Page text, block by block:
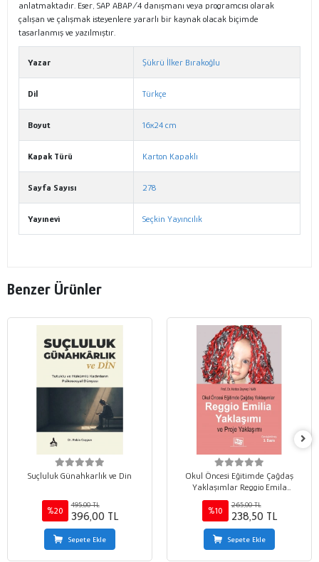
anlatmaktadır. Eser, SAP ABAP/4 danışmanı veya programcısı olarak
çalışan ve çalışmak isteyenlere yararlı bir kaynak olacak biçimde
tasarlanmış ve yazılmıştır.
Yazar Şükrü İlker Bırakoğlu
Dil Türkçe
Boyut 16x24 cm
Kapak Türü Karton Kapaklı
Sayfa Sayısı 278
Yayınevi Seçkin Yayıncılık
Benzer Ürünler
Suçluluk Günahkarlık ve Din
%20
495,00 TL
396,00 TL
Sepete Ekle
Okul Öncesi Eğitimde Çağdaş
Yaklaşımlar Reggio Emila
Yaklaşımı ve Proje Yaklaşımı
%10
265,00 TL
238,50 TL
Sepete Ekle